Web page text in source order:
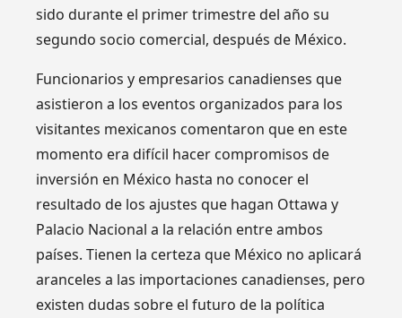
sido durante el primer trimestre del año su
segundo socio comercial, después de México.
Funcionarios y empresarios canadienses que
asistieron a los eventos organizados para los
visitantes mexicanos comentaron que en este
momento era difícil hacer compromisos de
inversión en México hasta no conocer el
resultado de los ajustes que hagan Ottawa y
Palacio Nacional a la relación entre ambos
países. Tienen la certeza que México no aplicará
aranceles a las importaciones canadienses, pero
existen dudas sobre el futuro de la política